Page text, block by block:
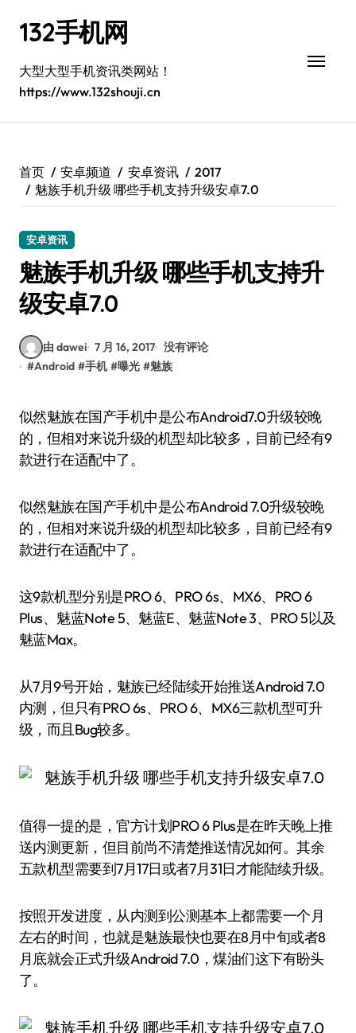
132手机网
大型大型手机资讯类网站！
https://www.132shouji.cn
首页 安卓频道 安卓资讯
2017
魅族手机升级 哪些手机支持升级安卓7.0
安卓资讯
魅族手机升级 哪些手机支持升
级安卓7.0
由 dawei 7 月 16, 2017 没有评论
#Android #手机 #曝光 #魅族
似然魅族在国产手机中是公布Android7.0升级较晚
的，但相对来说升级的机型却比较多，目前已经有9
款进行在适配中了。
似然魅族在国产手机中是公布Android 7.0升级较晚
的，但相对来说升级的机型却比较多，目前已经有9
款进行在适配中了。
这9款机型分别是PRO 6、PRO 6s、MX6、PRO 6
Plus、魅蓝Note 5、魅蓝E、魅蓝Note 3、PRO 5以及
魅蓝Max。
从7月9号开始，魅族已经陆续开始推送Android 7.0
内测，但只有PRO 6s、PRO 6、MX6三款机型可升
级，而且Bug较多。
值得一提的是，官方计划PRO 6 Plus是在昨天晚上推
送内测更新，但目前尚不清楚推送情况如何。其余
五款机型需要到7月17日或者7月31日才能陆续升级。
按照开发进度，从内测到公测基本上都需要一个月
左右的时间，也就是魅族最快也要在8月中旬或者8
月底就会正式升级Android 7.0，煤油们这下有盼头
了。